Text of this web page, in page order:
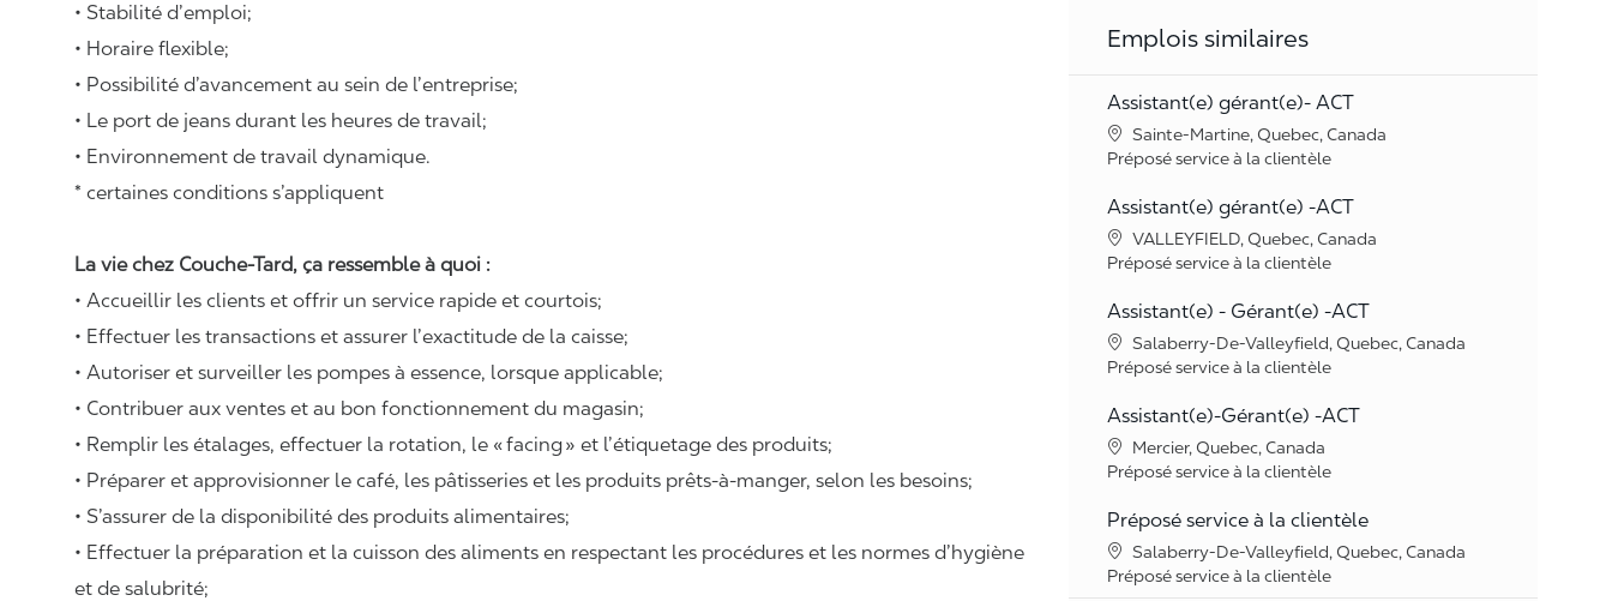
• Stabilité d’emploi;
• Horaire flexible;
• Possibilité d’avancement au sein de l’entreprise;
• Le port de jeans durant les heures de travail;
• Environnement de travail dynamique.
* certaines conditions s’appliquent
La vie chez Couche-Tard, ça ressemble à quoi :
• Accueillir les clients et offrir un service rapide et courtois;
• Effectuer les transactions et assurer l’exactitude de la caisse;
• Autoriser et surveiller les pompes à essence, lorsque applicable;
• Contribuer aux ventes et au bon fonctionnement du magasin;
• Remplir les étalages, effectuer la rotation, le «facing» et l’étiquetage des produits;
• Préparer et approvisionner le café, les pâtisseries et les produits prêts-à-manger, selon les besoins;
• S’assurer de la disponibilité des produits alimentaires;
• Effectuer la préparation et la cuisson des aliments en respectant les procédures et les normes d’hygiène
et de salubrité;
Emplois similaires
Assistant(e) gérant(e)- ACT
LieuSainte-Martine, Quebec, Canada
Catégorie
Préposé service à la clientèle
Assistant(e) gérant(e) -ACT
LieuVALLEYFIELD, Quebec, Canada
Catégorie
Préposé service à la clientèle
Assistant(e) - Gérant(e) -ACT
LieuSalaberry-De-Valleyfield, Quebec, Canada
Catégorie
Préposé service à la clientèle
Assistant(e)-Gérant(e) -ACT
LieuMercier, Quebec, Canada
Catégorie
Préposé service à la clientèle
Préposé service à la clientèle
LieuSalaberry-De-Valleyfield, Quebec, Canada
Catégorie
Préposé service à la clientèle